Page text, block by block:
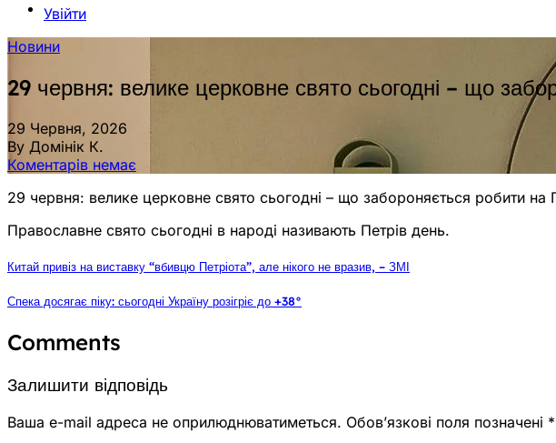
Увійти
Новини
29 червня: велике церковне свято сьогодні – що
29 Червня, 2026
By Домінік К.
Коментарів немає
29 червня: велике церковне свято сьогодні – що забороняється робити на
Православне свято сьогодні в народі називають Петрів день.
Китай привіз на виставку “вбивцю Петріота”, але нікого не вразив, – ЗМІ
Спека досягає піку: сьогодні Україну розігріє до +38°
Comments
Залишити відповідь
Ваша e-mail адреса не оприлюднюватиметься. Обов’язкові поля позначені *